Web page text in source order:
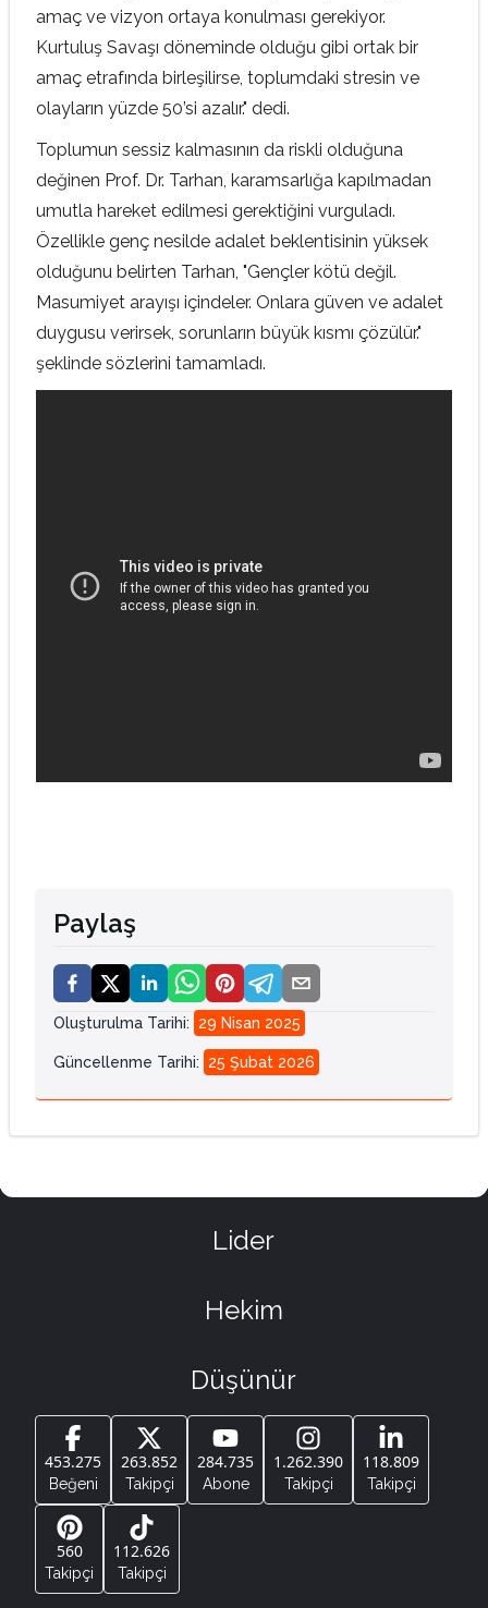
amaç ve vizyon ortaya konulması gerekiyor.
Kurtuluş Savaşı döneminde olduğu gibi ortak bir
amaç etrafında birleşilirse, toplumdaki stresin ve
olayların yüzde 50’si azalır." dedi.
Toplumun sessiz kalmasının da riskli olduğuna
değinen Prof. Dr. Tarhan, karamsarlığa kapılmadan
umutla hareket edilmesi gerektiğini vurguladı.
Özellikle genç nesilde adalet beklentisinin yüksek
olduğunu belirten Tarhan, "Gençler kötü değil.
Masumiyet arayışı içindeler. Onlara güven ve adalet
duygusu verirsek, sorunların büyük kısmı çözülür."
şeklinde sözlerini tamamladı.
Paylaş
Oluşturulma Tarihi: 29 Nisan 2025
Güncellenme Tarihi: 25 Şubat 2026
Lider
Hekim
Düşünür
453.275
Beğeni
263.852
Takipçi
284.735
Abone
1.262.390
Takipçi
118.809
Takipçi
560
Takipçi
112.626
Takipçi